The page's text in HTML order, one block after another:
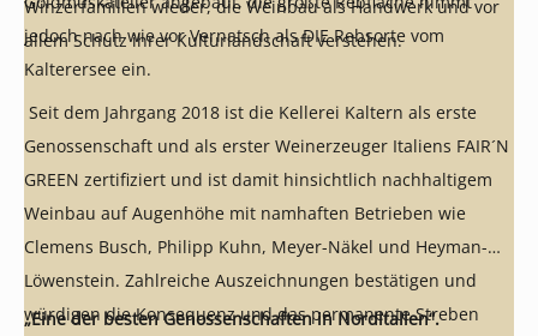
jedoch nach wie vor Vernatsch als DIE Rebsorte vom
Kalterersee ein.
Winzerfamilien wieder, die Weinbau als Handwerk und vor
allem Schutz ihrer Kulturlandschaft verstehen.
Seit dem Jahrgang 2018 ist die Kellerei Kaltern als erste
Genossenschaft und als erster Weinerzeuger Italiens FAIR´N
GREEN zertifiziert und ist damit hinsichtlich nachhaltigem
Weinbau auf Augenhöhe mit namhaften Betrieben wie
Clemens Busch, Philipp Kuhn, Meyer-Näkel und Heyman-
Löwenstein. Zahlreiche Auszeichnungen bestätigen und
würdigen die Konsequenz und das permanente Streben
„Eine der besten Genossenschaften in Norditalien“.